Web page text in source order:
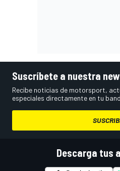
Suscríbete a nuestra
Recibe noticias de motorsport,
especiales directamente en tu
Descarga tus